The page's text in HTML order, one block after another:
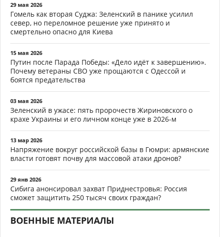
29 мая 2026
Гомель как вторая Суджа: Зеленский в панике усилил
север, но переломное решение уже принято и
смертельно опасно для Киева
15 мая 2026
Путин после Парада Победы: «Дело идёт к завершению».
Почему ветераны СВО уже прощаются с Одессой и
боятся предательства
03 мая 2026
Зеленский в ужасе: пять пророчеств Жириновского о
крахе Украины и его личном конце уже в 2026-м
13 мар 2026
Напряжение вокруг российской базы в Гюмри: армянские
власти готовят почву для массовой атаки дронов?
29 янв 2026
Сибига анонсировал захват Приднестровья: Россия
сможет защитить 250 тысяч своих граждан?
ВОЕННЫЕ МАТЕРИАЛЫ